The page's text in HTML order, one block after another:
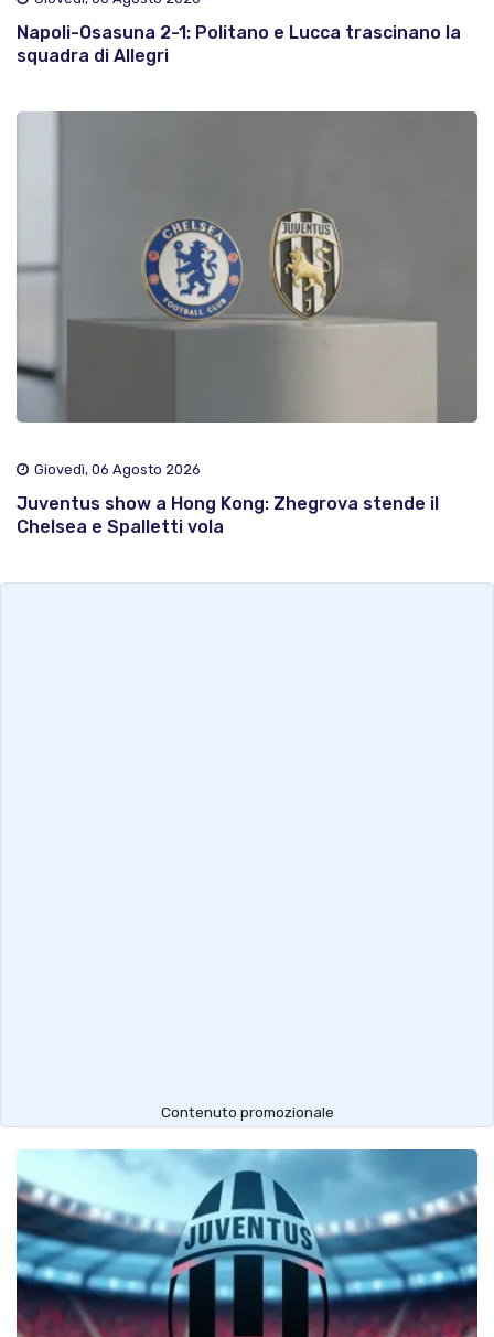
Napoli-Osasuna 2-1: Politano e Lucca trascinano la
squadra di Allegri
Giovedì, 06 Agosto 2026
Juventus show a Hong Kong: Zhegrova stende il
Chelsea e Spalletti vola
Contenuto promozionale